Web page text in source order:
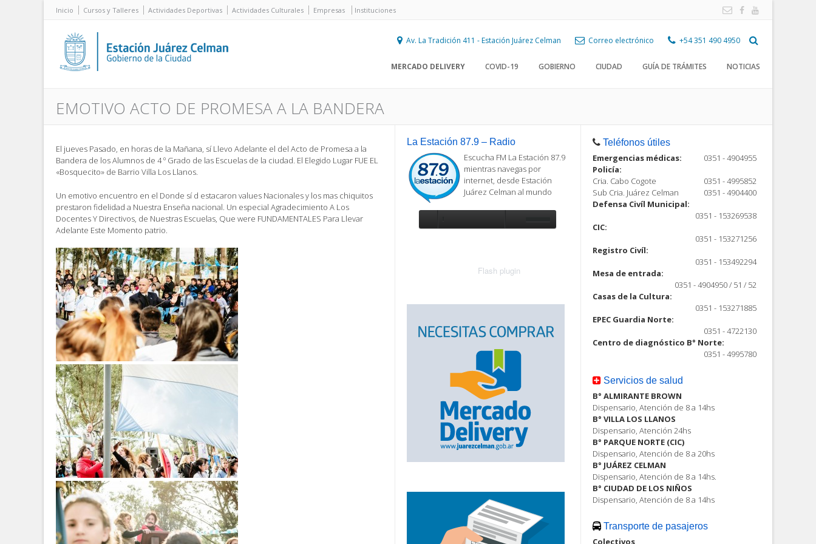
Inicio Cursos y Talleres Actividades Deportivas Actividades Culturales Empresas Instituciones
Av. La Tradición 411 - Estación Juárez Celman Correo electrónico +54 351 490 4950
MERCADO DELIVERY COVID-19 GOBIERNO CIUDAD GUÍA DE TRÁMITES NOTICIAS
EMOTIVO ACTO DE PROMESA A LA BANDERA
El jueves Pasado, en horas de la Mañana, sí Llevo Adelante el del Acto de Promesa a la
Bandera de los Alumnos de 4 º Grado de las Escuelas de la ciudad. El Elegido Lugar FUE EL
«Bosquecito» de Barrio Villa Los Llanos.
Un emotivo encuentro en el Donde sí d estacaron values ​​Nacionales y los mas chiquitos
prestaron fidelidad a Nuestra Enseña nacional. Un especial Agradecimiento A Los
Docentes Y Directivos, de Nuestras Escuelas, Que were FUNDAMENTALES Para Llevar
Adelante Este Momento patrio.
La Estación 87.9 – Radio
Escucha FM La Estación 87.9
mientras navegas por
internet, desde Estación
Juárez Celman al mundo
Flash plugin
Teléfonos útiles
Emergencias médicas:
0351 - 4904955
Policía:
Cria. Cabo Cogote
0351 - 4995852
Sub Cria. Juárez Celman
0351 - 4904400
Defensa Civíl Municipal:
0351 - 153269538
CIC:
0351 - 153271256
Registro Civíl:
0351 - 153492294
Mesa de entrada:
0351 - 4904950 / 51 / 52
Casas de la Cultura:
0351 - 153271885
EPEC Guardia Norte:
0351 - 4722130
Centro de diagnóstico B° Norte:
0351 - 4995780
Servicios de salud
B° ALMIRANTE BROWN
Dispensario, Atención de 8 a 14hs
B° VILLA LOS LLANOS
Dispensario, Atención 24hs
B° PARQUE NORTE (CIC)
Dispensario, Atención de 8 a 20hs
B° JUÁREZ CELMAN
Dispensario, Atención de 8 a 14hs.
B° CIUDAD DE LOS NIÑOS
Dispensario, Atención de 8 a 14hs
Transporte de pasajeros
Colectivos